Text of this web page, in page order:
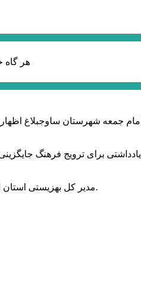
هر گاه
یادداشتی برای ترویج فرهنگ
مدیر کل بهزیستی استان البرز از شناسایی ۲ هزار و ۴۰۰ کودک دارای اختلالات بینایی در این استان خبر داد.